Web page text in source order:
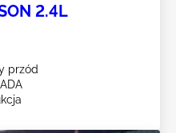
2.4L
przód